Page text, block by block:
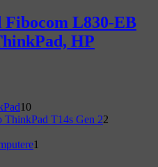
L830-EB
HP
1010
varer
ThinkPad T14s Gen 22
1